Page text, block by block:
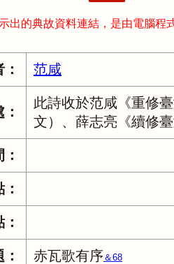
出的典故資料連結，是由電腦程
范咸
此詩收於范咸《重修
文）、薛志亮《續修
赤瓦歌有序＆68